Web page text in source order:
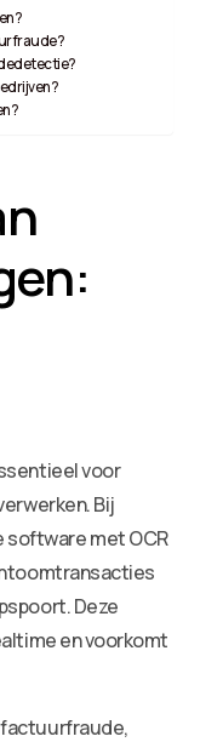
voor
Bij
software met OCR
Deze
en voorkomt